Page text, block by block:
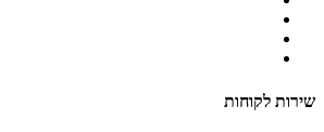
שירות לקוחות